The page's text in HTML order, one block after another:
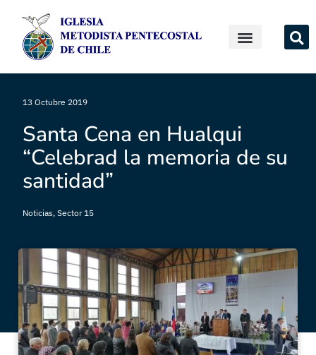
13 Octubre 2019
Santa Cena en Hualqui
“Celebrad la memoria de su
santidad”
Noticias, Sector 15